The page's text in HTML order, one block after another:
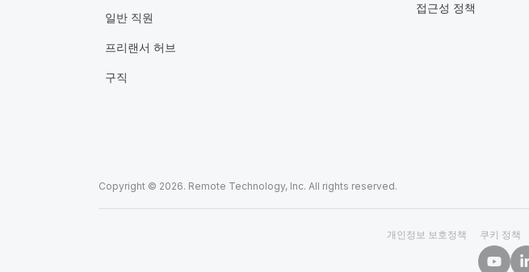
일반 직원
프리랜서 허브
구직
접근성 정책
Copyright © 2026. Remote Technology, Inc. All rights reserved.
개인정보 보호정책 쿠키 정책